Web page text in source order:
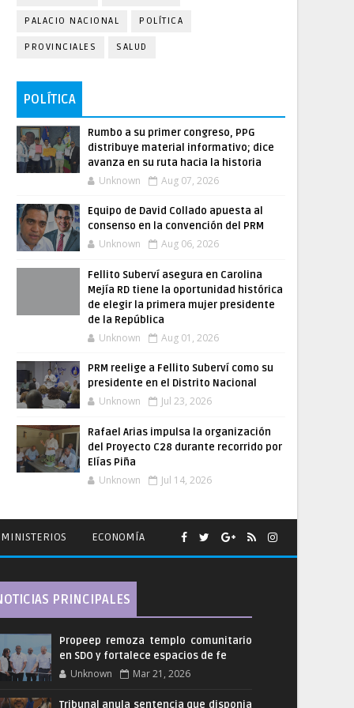
PALACIO NACIONAL POLÍTICA
PROVINCIALES SALUD
POLÍTICA
Rumbo a su primer congreso, PPG
distribuye material informativo; dice
avanza en su ruta hacia la historia
Unknown Aug 07, 2026
Equipo de David Collado apuesta al
consenso en la convención del PRM
Unknown Aug 06, 2026
Fellito Suberví asegura en Carolina
Mejía RD tiene la oportunidad histórica
de elegir la primera mujer presidente
de la República
Unknown Aug 01, 2026
PRM reelige a Fellito Suberví como su
presidente en el Distrito Nacional
Unknown Jul 23, 2026
Rafael Arias impulsa la organización
del Proyecto C28 durante recorrido por
Elías Piña
Unknown Jul 14, 2026
MINISTERIOS ECONOMÍA
PRINCIPALES
Propeep remoza templo comunitario
en SDO y fortalece espacios de fe
Unknown Mar 21, 2026
Tribunal anula sentencia que disponia